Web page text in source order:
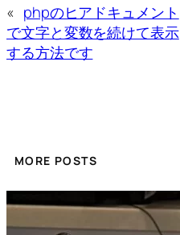
« phpのヒアドキュメント
で文字と変数を続けて表示
する方法です
MORE POSTS